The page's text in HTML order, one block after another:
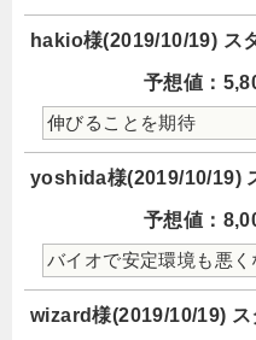
hakio様(2019/10/19) ス
予想値：
伸びることを期待
yoshida様(2019/10/19)
予想値：
バイオで安定環境も悪く
wizard様(2019/10/19)